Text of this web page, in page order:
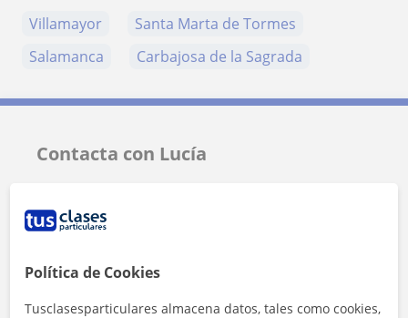
Villamayor
Santa Marta de Tormes
Salamanca
Carbajosa de la Sagrada
Contacta con Lucía
Tarifa
Política de Cookies
Tusclasesparticulares almacena datos, tales como cookies,